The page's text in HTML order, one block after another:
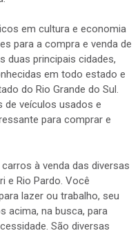
em cultura e economia
para a compra e venda de
duas principais cidades,
em todo estado e
do Rio Grande do Sul.
de veículos usados e
para comprar e
à venda das diversas
e Rio Pardo. Você
lazer ou trabalho, seu
acima, na busca, para
São diversas